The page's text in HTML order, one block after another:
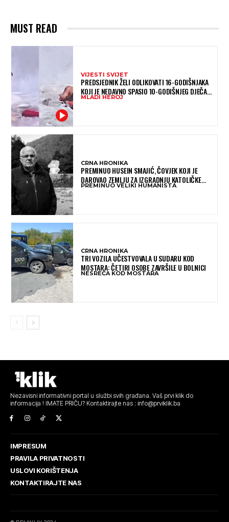
MUST READ
VIJESTI SVIJET
PREDSJEDNIK ŽELI ODLIKOVATI 16-GODIŠNJAKA
KOJI JE NEDAVNO SPASIO 10-GODIŠNJEG DJEČAKA
IZ SMRTONOSNIH VALOVA
MLADI HEROJ
CRNA HRONIKA
PREMINUO HUSEIN SMAJIĆ, ČOVJEK KOJI JE
DAROVAO ZEMLJU ZA IZGRADNJU KATOLIČKE
CRKVE U BUGOJNU
PREMINUO VELIKI HUMANISTA
CRNA HRONIKA
TRI VOZILA UČESTVOVALA U SUDARU KOD
MOSTARA: ČETIRI OSOBE ZAVRŠILE U BOLNICI
NESREĆA KOD MOSTARA
Nezavisni informativni portal u službi svih građana. Vaš prvi klik do
informacija ! IMATE PRIČU? Kontaktirajte nas : info@prviklik.ba
IMPRESUM
PRAVILA PRIVATNOSTI
USLOVI KORIŠTENJA
KONTAKTIRAJTE NAS